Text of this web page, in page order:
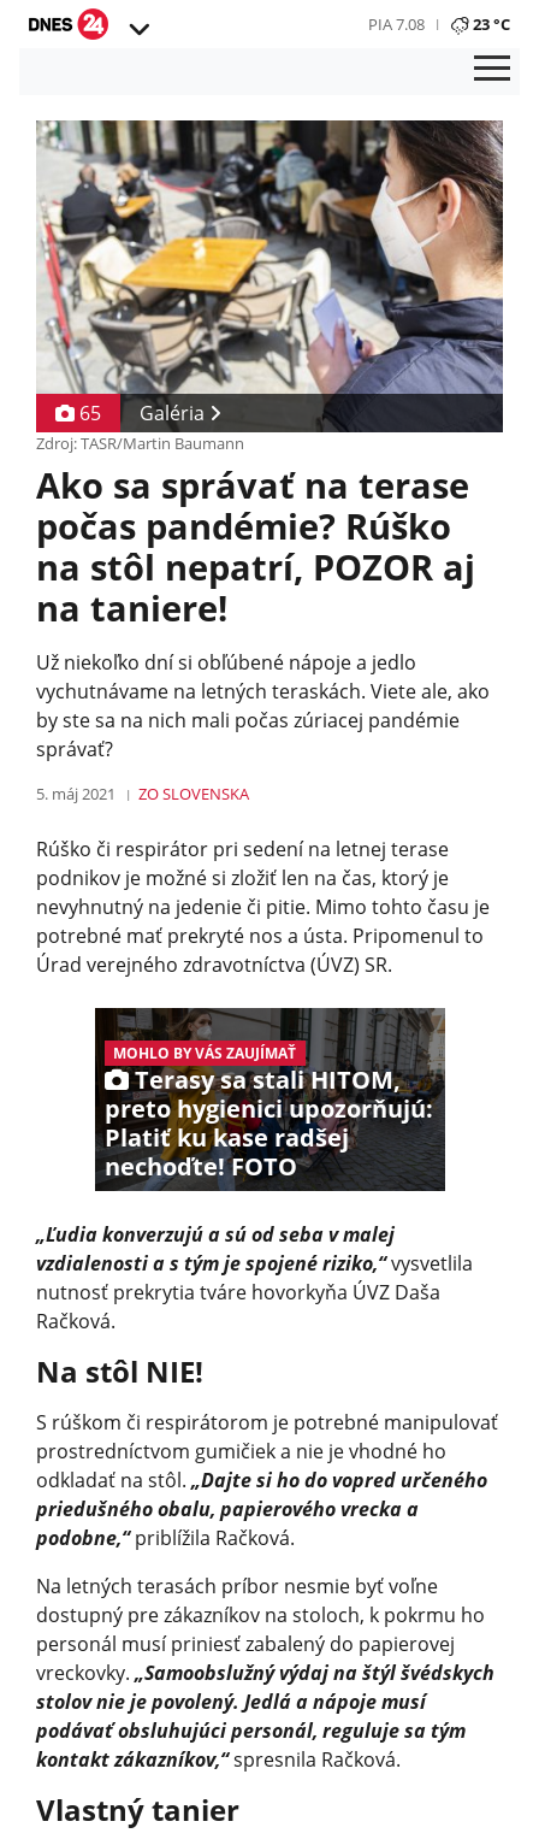
PIA 7.08 23 °C
65 Galéria
Zdroj: TASR/Martin Baumann
Ako sa správať na terase
počas pandémie? Rúško
na stôl nepatrí, POZOR aj
na taniere!
Už niekoľko dní si obľúbené nápoje a jedlo
vychutnávame na letných teraskách. Viete ale, ako
by ste sa na nich mali počas zúriacej pandémie
správať?
5. máj 2021 ZO SLOVENSKA
Rúško či respirátor pri sedení na letnej terase
podnikov je možné si zložiť len na čas, ktorý je
nevyhnutný na jedenie či pitie. Mimo tohto času je
potrebné mať prekryté nos a ústa. Pripomenul to
Úrad verejného zdravotníctva (ÚVZ) SR.
MOHLO BY VÁS ZAUJÍMAŤ
Terasy sa stali HITOM,
preto hygienici upozorňujú:
Platiť ku kase radšej
nechoďte! FOTO
„Ľudia konverzujú a sú od seba v malej
vzdialenosti a s tým je spojené riziko,“vysvetlila
nutnosť prekrytia tváre hovorkyňa ÚVZ Daša
Račková.
Na stôl NIE!
S rúškom či respirátorom je potrebné manipulovať
prostredníctvom gumičiek a nie je vhodné ho
odkladať na stôl. „Dajte si ho do vopred určeného
priedušného obalu, papierového vrecka a
podobne,“priblížila Račková.
Na letných terasách príbor nesmie byť voľne
dostupný pre zákazníkov na stoloch, k pokrmu ho
personál musí priniesť zabalený do papierovej
vreckovky. „Samoobslužný výdaj na štýl švédskych
stolov nie je povolený. Jedlá a nápoje musí
podávať obsluhujúci personál, reguluje sa tým
kontakt zákazníkov,“spresnila Račková.
Vlastný tanier